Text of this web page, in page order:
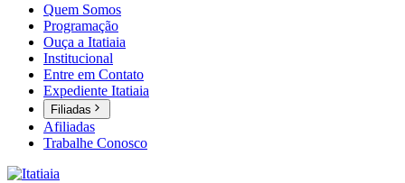
Quem Somos
Programação
Ouça a Itatiaia
Institucional
Entre em Contato
Expediente Itatiaia
Filiadas
Afiliadas
Trabalhe Conosco